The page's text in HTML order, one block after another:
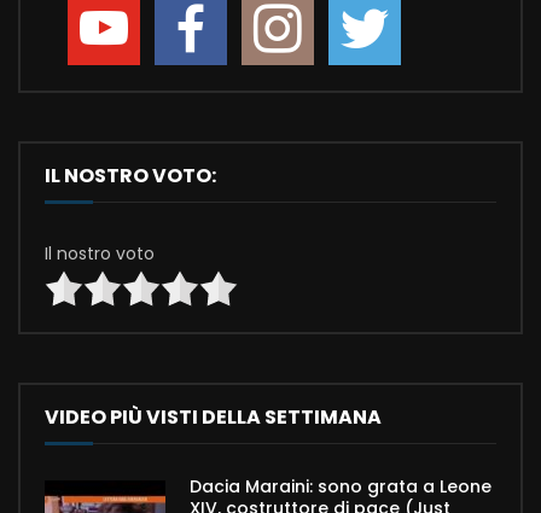
IL NOSTRO VOTO:
Il nostro voto
VIDEO PIÙ VISTI DELLA SETTIMANA
Dacia Maraini: sono grata a Leone